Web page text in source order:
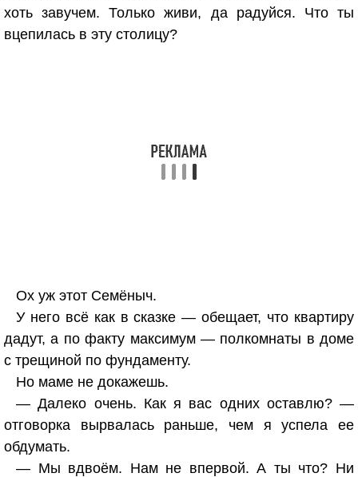
хоть завучем. Только живи, да радуйся. Что ты
вцепилась в эту столицу?
Ох уж этот Семёныч.
У него всё как в сказке — обещает, что квартиру
дадут, а по факту максимум — полкомнаты в доме
с трещиной по фундаменту.
Но маме не докажешь.
— Далеко очень. Как я вас одних оставлю? —
отговорка вырвалась раньше, чем я успела ее
обдумать.
— Мы вдвоём. Нам не впервой. А ты что? Ни